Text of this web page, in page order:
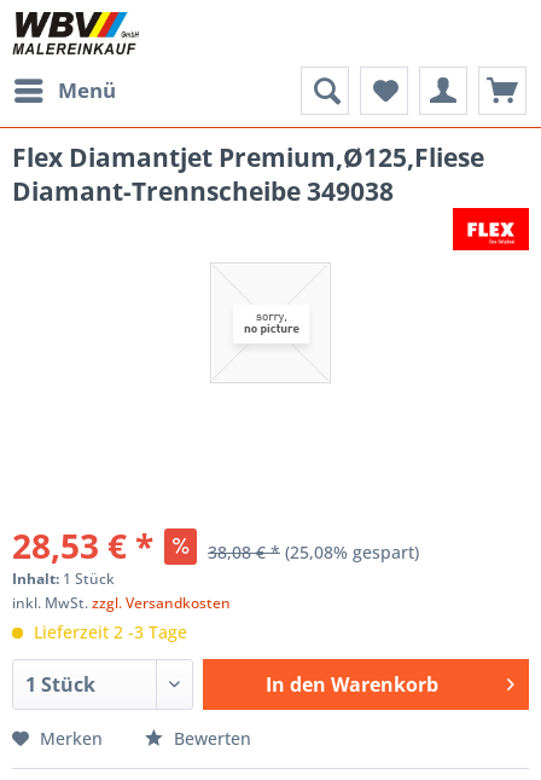
Menü
Flex Diamantjet Premium,Ø125,Fliese
Diamant-Trennscheibe 349038
28,53 € * 38,08 € * (25,08% gespart)
Inhalt: 1 Stück
inkl. MwSt.zzgl. Versandkosten
Lieferzeit 2 -3 Tage
In den Warenkorb
Merken Bewerten